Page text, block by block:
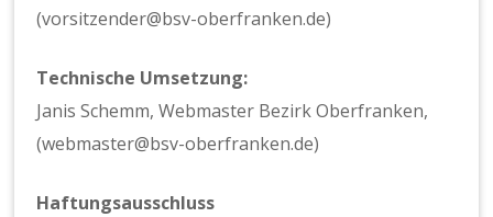
(vorsitzender@bsv-oberfranken.de)
Technische Umsetzung:
Janis Schemm, Webmaster Bezirk Oberfranken,
(webmaster@bsv-oberfranken.de)
Haftungsausschluss